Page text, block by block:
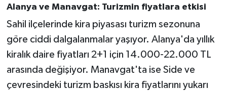
Alanya ve Manavgat: Turizmin fiyatlara etkisi
Sahil ilçelerinde kira piyasası turizm sezonuna
göre ciddi dalgalanmalar yaşıyor. Alanya'da yıllık
kiralık daire fiyatları 2+1 için 14.000-22.000 TL
arasında değişiyor. Manavgat'ta ise Side ve
çevresindeki turizm baskısı kira fiyatlarını yukarı